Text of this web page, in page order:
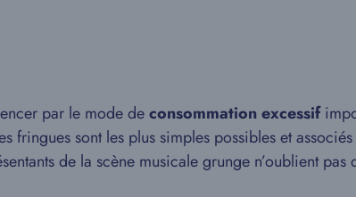
par le mode deconsommation excessif
fringues sont les plus simples possibles et
de la scène musicale grunge n’oublient pas